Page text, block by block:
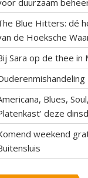
Blue Hitters: dé
de Hoeksche
Sara op de thee in
Blues,
deze
weekend